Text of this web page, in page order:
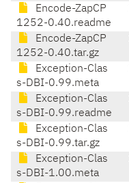
Encode-ZapCP
1252-0.40.readme
Encode-ZapCP
1252-0.40.tar.gz
Exception-Clas
s-DBI-0.99.meta
Exception-Clas
s-DBI-0.99.readme
Exception-Clas
s-DBI-0.99.tar.gz
Exception-Clas
s-DBI-1.00.meta